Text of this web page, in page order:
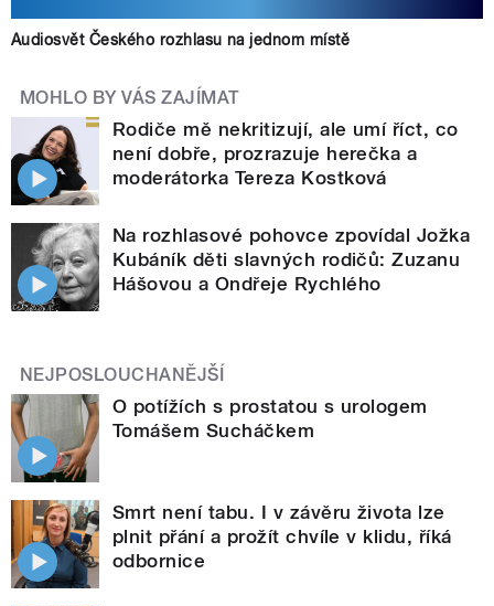
Audiosvět Českého rozhlasu na jednom místě
MOHLO BY VÁS ZAJÍMAT
Rodiče mě nekritizují, ale umí říct, co
není dobře, prozrazuje herečka a
moderátorka Tereza Kostková
Na rozhlasové pohovce zpovídal Jožka
Kubáník děti slavných rodičů: Zuzanu
Hášovou a Ondřeje Rychlého
NEJPOSLOUCHANĚJŠÍ
O potížích s prostatou s urologem
Tomášem Sucháčkem
Smrt není tabu. I v závěru života lze
plnit přání a prožít chvíle v klidu, říká
odbornice